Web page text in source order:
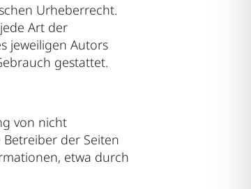
Urheberrecht.
Art der
jeweiligen Autors
gestattet.
von nicht
der Seiten
etwa durch